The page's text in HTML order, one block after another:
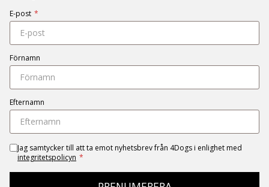
E-post *
Förnamn
Efternamn
Jag samtycker till att ta emot nyhetsbrev från 4Dogs i enlighet med
integritetspolicyn *